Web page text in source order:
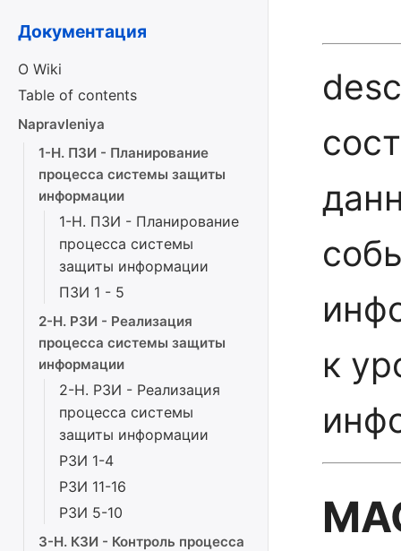
Документация
О Wiki
Table of contents
Napravleniya
1-Н. ПЗИ - Планирование
процесса системы защиты
информации
1-Н. ПЗИ - Планирование
процесса системы
защиты информации
ПЗИ 1 - 5
2-Н. РЗИ - Реализация
процесса системы защиты
информации
2-Н. РЗИ - Реализация
процесса системы
защиты информации
РЗИ 1-4
РЗИ 11-16
РЗИ 5-10
3-Н. КЗИ - Контроль процесса
к